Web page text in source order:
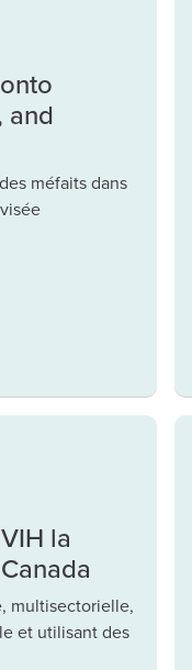
and
méfaits dans
la
multisectorielle,
et utilisant des